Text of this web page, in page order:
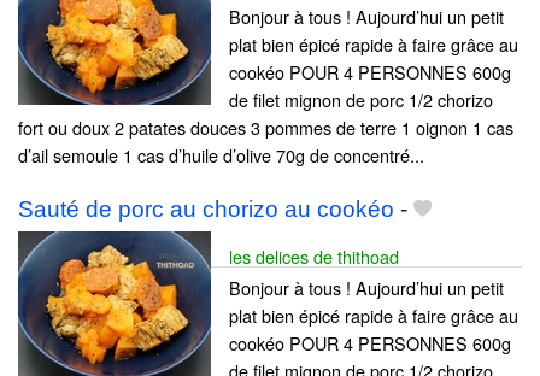
Bonjour à tous ! Aujourd’hui un petit
plat bien épicé rapide à faire grâce au
cookéo POUR 4 PERSONNES 600g
de filet mignon de porc 1/2 chorizo
fort ou doux 2 patates douces 3 pommes de terre 1 oignon 1 cas
d’ail semoule 1 cas d’huile d’olive 70g de concentré...
Sauté de porc au chorizo au cookéo -
les delices de thithoad
Bonjour à tous ! Aujourd’hui un petit
plat bien épicé rapide à faire grâce au
cookéo POUR 4 PERSONNES 600g
de filet mignon de porc 1/2 chorizo